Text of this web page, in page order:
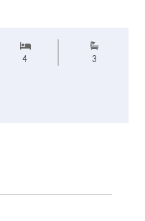
4 3